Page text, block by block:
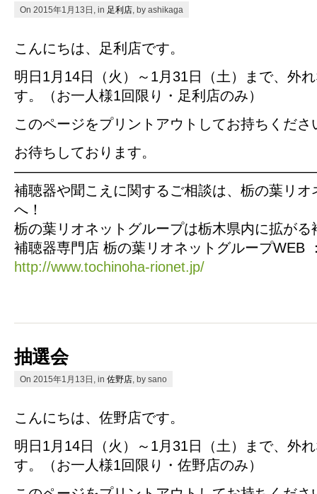
On 2015年1月13日, in 足利店 , by ashikaga
こんにちは、足利店です。
明日1月14日（火）～1月31日（土）まで、外
す。（お一人様1回限り・足利店のみ）
このページをプリントアウトしてお持ちくださ
お待ちしております。
補聴器や聞こえに関するご相談は、栃の葉リオ
へ！
栃の葉リオネットグループは栃木県内に拡がる
補聴器専門店 栃の葉リオネットグループWEB
http://www.tochinoha-rionet.jp/
抽選会
On 2015年1月13日, in 佐野店 , by sano
こんにちは、佐野店です。
明日1月14日（火）～1月31日（土）まで、外
す。（お一人様1回限り・佐野店のみ）